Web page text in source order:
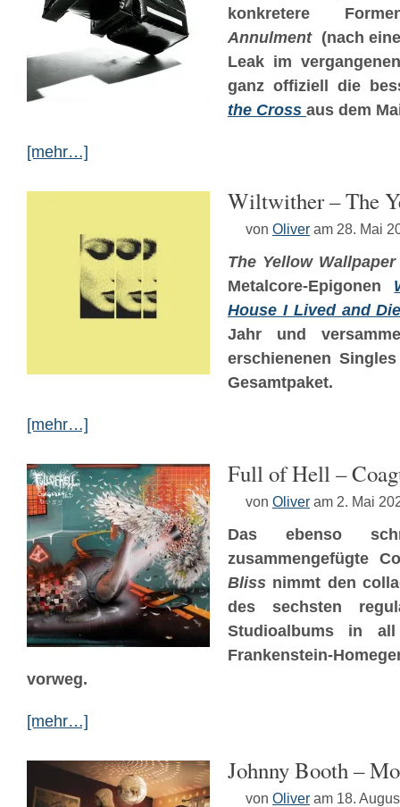
konkretere
Annulment (nach
Leak im
ganz offiziell die
the Cross aus dem
[mehr…]
Wiltwither – The
von Oliver am 28. Mai
The Yellow Wallpaper
Metalcore-Epigonen
House I Lived and
Jahr und
erschienenen
Gesamtpaket.
[mehr…]
Full of Hell –
von Oliver am 2. Mai
Das ebenso
zusammengefügte
Bliss nimmt den
des sechsten
Studioalbums in
Frankenstein-
vorweg.
[mehr…]
Johnny Booth –
von Oliver am 18.